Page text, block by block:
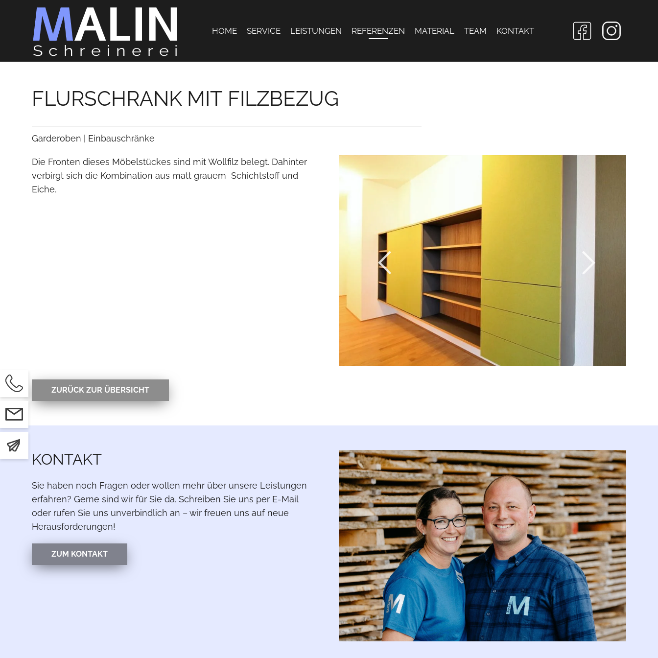
HOME SERVICE LEISTUNGEN REFERENZEN MATERIAL TEAM KONTAKT
FLURSCHRANK MIT FILZBEZUG
Garderoben | Einbauschränke
Die Fronten dieses Möbelstückes sind mit Wollfilz belegt. Dahinter
verbirgt sich die Kombination aus matt grauem Schichtstoff und
Eiche.
ZURÜCK ZUR ÜBERSICHT
KONTAKT
Sie haben noch Fragen oder wollen mehr über unsere Leistungen
erfahren? Gerne sind wir für Sie da. Schreiben Sie uns per E-Mail
oder rufen Sie uns unverbindlich an – wir freuen uns auf neue
Herausforderungen!
ZUM KONTAKT